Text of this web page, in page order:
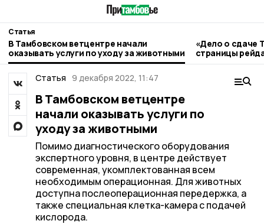
Статья
В Тамбовском ветцентре начали
оказывать услуги по уходу за животными
«Дело о сдаче
страницы
Статья 9 декабря 2022, 11:47
В Тамбовском ветцентре
начали оказывать услуги по
уходу за животными
Помимо диагностического оборудования
экспертного уровня, в центре действует
современная, укомплектованная всем
необходимым операционная. Для животных
доступна послеоперационная передержка, а
также специальная клетка-камера с подачей
кислорода.